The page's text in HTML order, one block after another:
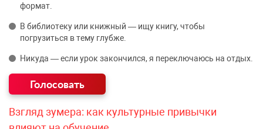
формат.
В библиотеку или книжный — ищу книгу, чтобы
погрузиться в тему глубже.
Никуда — если урок закончился, я переключаюсь на отдых.
Взгляд зумера: как культурные привычки